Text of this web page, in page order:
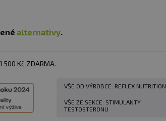
alternativy.
500 Kč ZDARMA.
VŠE OD VÝROBCE: REFLEX NUTRITION
VŠE ZE SEKCE: STIMULANTY
TESTOSTERONU